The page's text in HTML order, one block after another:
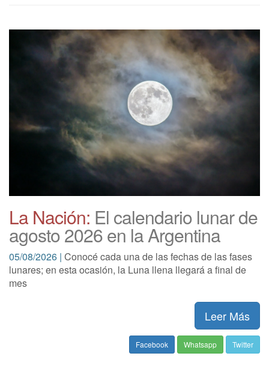
La Nación: El calendario lunar de
agosto 2026 en la Argentina
05/08/2026 | Conocé cada una de las fechas de las fases
lunares; en esta ocasión, la Luna llena llegará a final de
mes
Leer Más
Facebook Whatsapp Twitter